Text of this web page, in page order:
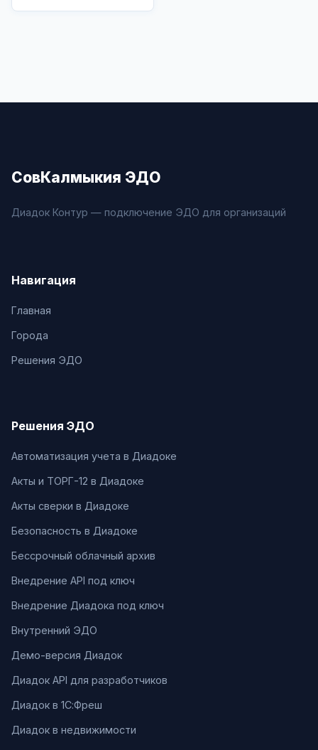
СовКалмыкия ЭДО
Диадок Контур — подключение ЭДО для организаций
Навигация
Главная
Города
Решения ЭДО
Решения ЭДО
Автоматизация учета в Диадоке
Акты и ТОРГ-12 в Диадоке
Акты сверки в Диадоке
Безопасность в Диадоке
Бессрочный облачный архив
Внедрение API под ключ
Внедрение Диадока под ключ
Внутренний ЭДО
Демо-версия Диадок
Диадок API для разработчиков
Диадок в 1С:Фреш
Диадок в недвижимости